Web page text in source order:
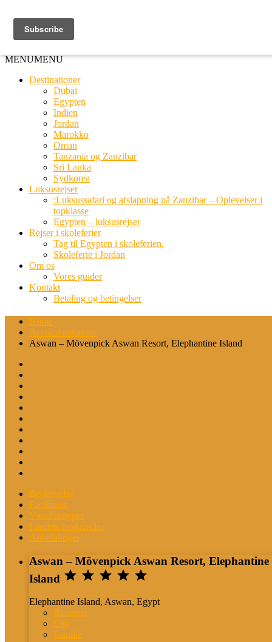
MENUMENU
Destinationer
Dubai
Egypten
Indien
Jordan
Marokko
Oman
Tanzania og Zanzibar
Sri Lanka
Sydkorea
Luksusrejser
:Luksussafari og afslapning på Zanzibar – Oplevelser i
topklasse
Egypten – luksusrejser
Rejser i skoleferier
Tag til Egypten i skoleferien.
Skoleferie i Jordan
Om os
Vores guider
Kontakt
Betaling og betingelser
Home
Accommodations
Aswan – Mövenpick Aswan Resort, Elephantine Island
Beskrivelse
Faciliteter
Værelsestyper
Landets beskrivelse
Anbefalinger
Aswan – Mövenpick Aswan Resort, Elephantine
Island     
Elephantine Island, Aswan, Egypt
Business
City
Familie